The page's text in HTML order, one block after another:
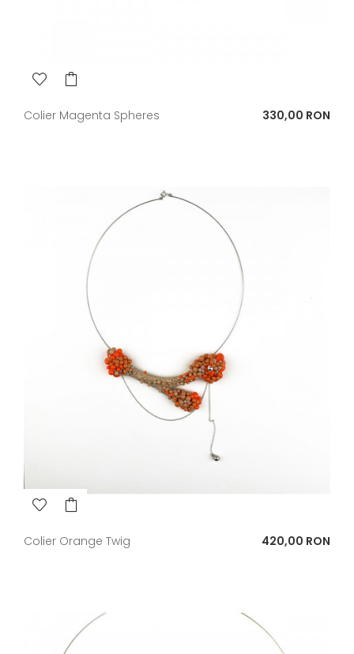
Colier Magenta Spheres Pret
330,00 RON
Colier Orange Twig Pret
420,00 RON